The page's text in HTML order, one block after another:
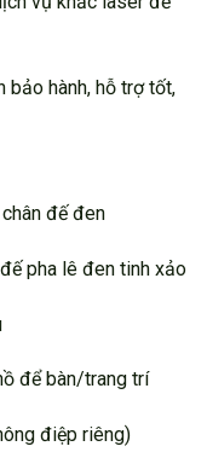
bảo hành, hỗ trợ tốt,
đế đen
pha lê đen tinh xảo
để bàn/trang trí
điệp riêng)